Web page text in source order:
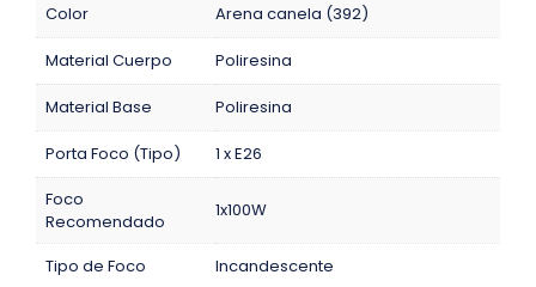
Color Arena canela (392)
Material Cuerpo Poliresina
Material Base Poliresina
Porta Foco (Tipo)
1 x E26
Foco
Recomendado
1x100W
Tipo de Foco Incandescente